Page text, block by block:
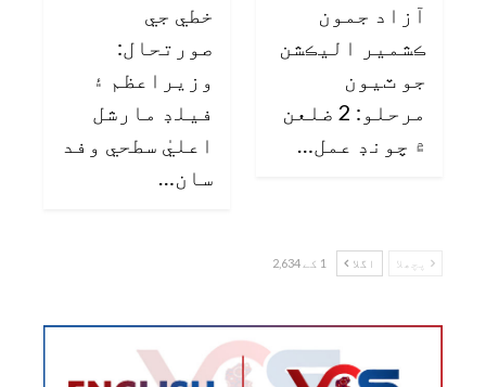
آزاد جمون
ڪشمير اليڪشن
جو ٽيون
مرحلو: 2 ضلعن
۾ چونڊ عمل…
خطي جي
صورتحال:
وزيراعظم ۽
فيلڊ مارشل
اعليٰ سطحي وفد
سان…
پچھلا اگلا 1 کے 2,634